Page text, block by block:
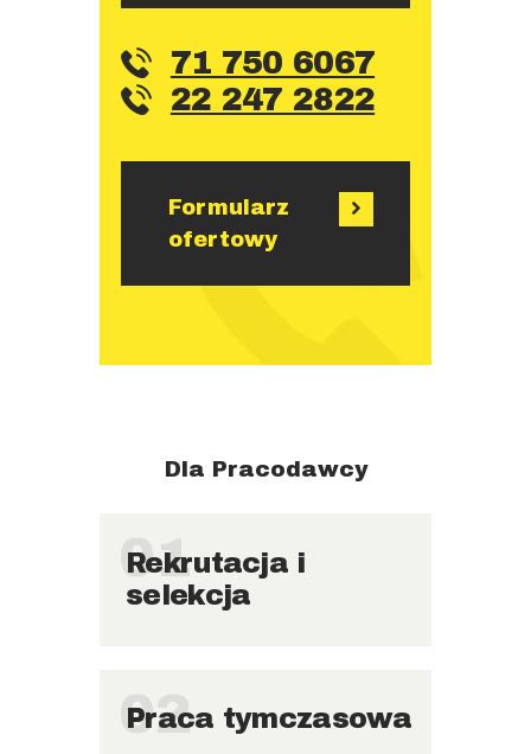
71 750 6067
22 247 2822
Formularz
ofertowy
Dla Pracodawcy
01
Rekrutacja i
selekcja
02
Praca tymczasowa